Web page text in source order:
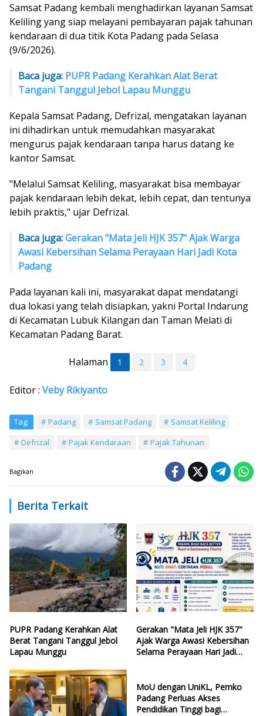
Samsat Padang kembali menghadirkan layanan Samsat
Keliling yang siap melayani pembayaran pajak tahunan
kendaraan di dua titik Kota Padang pada Selasa
(9/6/2026).
Baca juga: PUPR Padang Kerahkan Alat Berat
Tangani Tanggul Jebol Lapau Munggu
Kepala Samsat Padang, Defrizal, mengatakan layanan
ini dihadirkan untuk memudahkan masyarakat
mengurus pajak kendaraan tanpa harus datang ke
kantor Samsat.
"Melalui Samsat Keliling, masyarakat bisa membayar
pajak kendaraan lebih dekat, lebih cepat, dan tentunya
lebih praktis," ujar Defrizal.
Baca juga:Gerakan "Mata Jeli HJK 357" Ajak Warga
Awasi Kebersihan Selama Perayaan Hari Jadi Kota
Padang
Pada layanan kali ini, masyarakat dapat mendatangi
dua lokasi yang telah disiapkan, yakni Portal Indarung
di Kecamatan Lubuk Kilangan dan Taman Melati di
Kecamatan Padang Barat.
Halaman 1 2 3 4
Editor : Veby Rikiyanto
Tag: Padang Samsat Padang
Samsat Keliling
Defrizal
Pajak Kendaraan Pajak Tahunan
Bagikan
Berita Terkait
PUPR Padang Kerahkan Alat
Berat Tangani Tanggul Jebol
Lapau Munggu
Gerakan "Mata Jeli HJK 357"
Ajak Warga Awasi Kebersihan
Selama Perayaan Hari Jadi
MoU dengan UniKL, Pemko
Padang Perluas Akses
Pendidikan Tinggi bagi